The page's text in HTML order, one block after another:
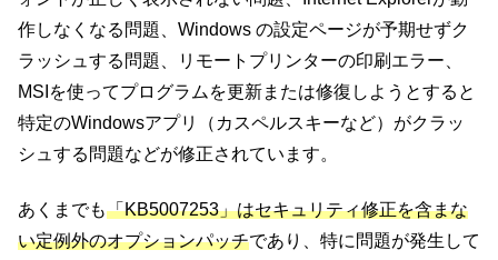
作しなくなる問題、Windows の設定ページが予期せずク
ラッシュする問題、リモートプリンターの印刷エラー、
MSIを使ってプログラムを更新または修復しようとすると
特定のWindowsアプリ（カスペルスキーなど）がクラッ
シュする問題などが修正されています。
あくまでも「KB5007253」はセキュリティ修正を含まな
い定例外のオプションパッチであり、特に問題が発生して